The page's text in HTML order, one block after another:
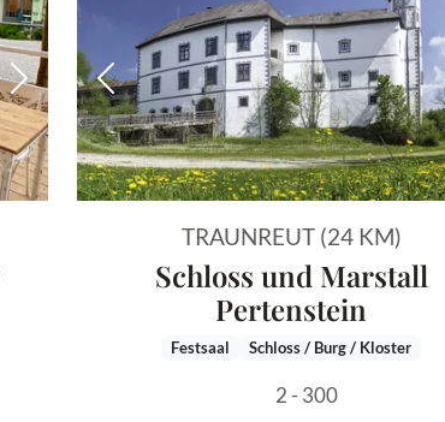
Nächstes BildVorheriges Bild
TRAUNREUT (24 KM)
Schloss und Marstall
Pertenstein
Festsaal Schloss / Burg / Kloster
2 - 300